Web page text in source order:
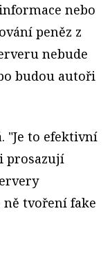
nebo
peněz z
nebude
budou autoři
"Je to efektivní
prosazují
tvoření fake